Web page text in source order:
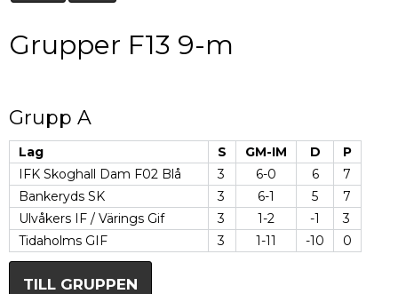
Grupper F13 9-m
Grupp A
Lag S GM-IM D
P
IFK Skoghall Dam F02 Blå
3 6-0 6
7
Bankeryds SK
3 6-1 5
7
Ulvåkers IF / Värings Gif
3 1-2 -1
3
Tidaholms GIF
3 1-11 -10 0
TILL GRUPPEN